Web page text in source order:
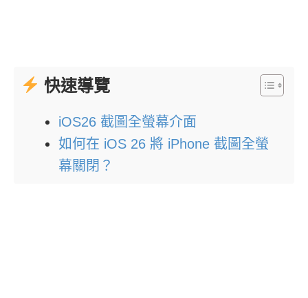
快速導覽
iOS26 截圖全螢幕介面
如何在 iOS 26 將 iPhone 截圖全螢
幕關閉？